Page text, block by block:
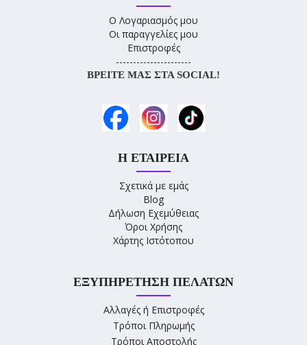
Ο Λογαριασμός μου
Οι παραγγελίες μου
Επιστροφές
----------------------
ΒΡΕΊΤΕ ΜΑΣ ΣΤΑ SOCIAL!
Η ΕΤΑΙΡΕΊΑ
Σχετικά με εμάς
Blog
Δήλωση Εχεμύθειας
Όροι Χρήσης
Χάρτης Ιστότοπου
ΕΞΥΠΗΡΈΤΗΣΗ ΠΕΛΑΤΏΝ
Αλλαγές ή Επιστροφές
Τρόποι Πληρωμής
Τρόποι Αποστολής